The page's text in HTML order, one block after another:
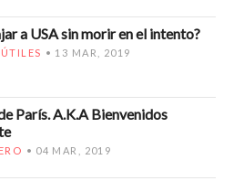
a USA sin morir en el intento?
13 MAR, 2019
París. A.K.A Bienvenidos
04 MAR, 2019